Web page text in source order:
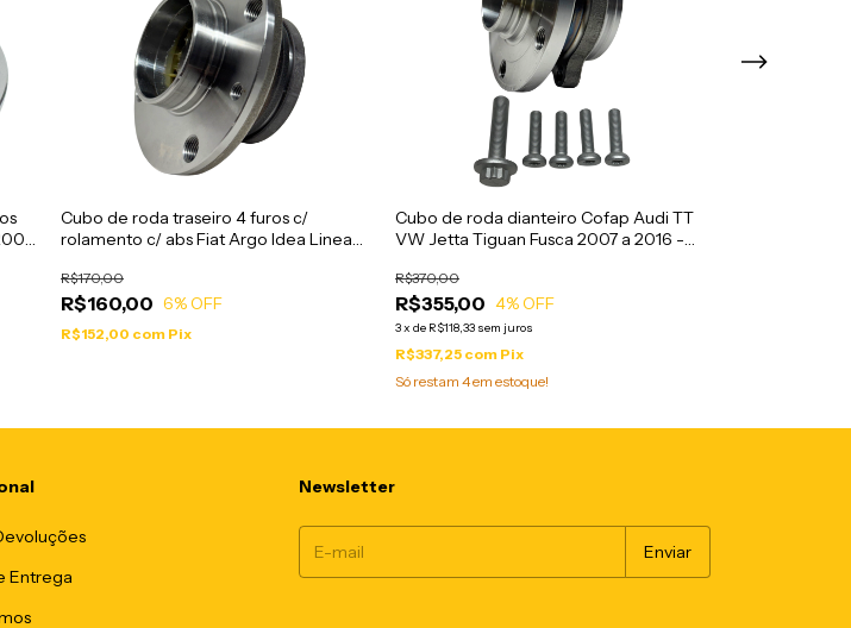
Cubo de roda traseiro 4 furos c/
rolamento c/ abs Fiat Argo Idea Linea
CRC03012
R$160,00
R$170,00
6% OFF
R$152,00 com Pix
Cubo de roda dianteiro Cofap Audi TT
VW Jetta Tiguan Fusca 2007 a 2016 -
R$355,00
R$370,00
4% OFF
3x de R$118,33 sem juros
R$337,25 com Pix
Só restam 4em estoque!
Entrega
Newsletter